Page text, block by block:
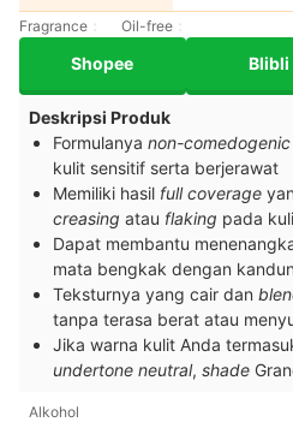
Fragrance Oil-free
Shopee Blibli
Deskripsi Produk
Formulanya non-comedogenic
kulit sensitif serta berjerawat
Memiliki hasil full coverage
creasing atau flaking pada
Dapat membantu
mata bengkak dengan
Teksturnya yang cair dan
tanpa terasa berat atau
Jika warna kulit Anda
undertone neutral, shade
Alkohol